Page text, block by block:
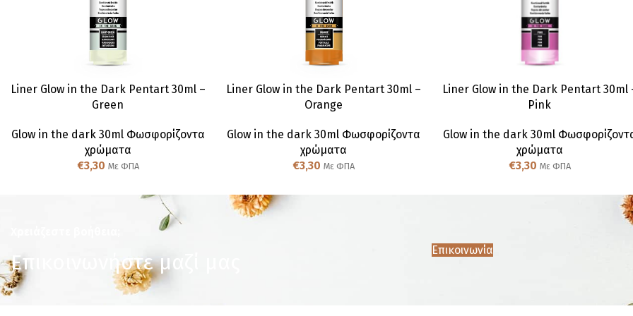
Liner Glow in the Dark Pentart 30ml –
Green
Glow in the dark 30ml Φωσφορίζοντα
χρώματα
€3,30 Με ΦΠΑ
Liner Glow in the Dark Pentart 30ml –
Orange
Glow in the dark 30ml Φωσφορίζοντα
χρώματα
€3,30 Με ΦΠΑ
Liner Glow in the Dark Pentart 30ml
Pink
Glow in the dark 30ml
χρώματα
€3,30 Με ΦΠΑ
Επικοινωνήστε μαζί μας Επικοινωνία